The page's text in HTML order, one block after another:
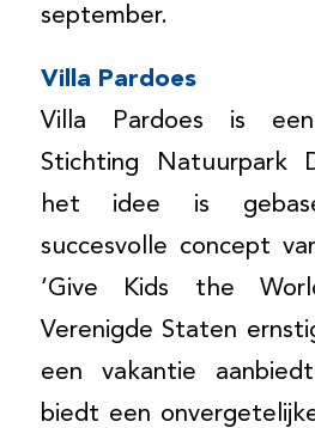
september.
Villa Pardoes
Villa Pardoes is
Stichting Natuurpark
het idee is
succesvolle concept
‘Give Kids the
Verenigde Staten
een vakantie
biedt een